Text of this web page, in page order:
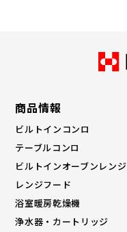
商品情報
ビルトインコンロ
テーブルコンロ
ビルトインオーブンレンジ
レンジフード
浴室暖房乾燥機
浄水器・カートリッジ